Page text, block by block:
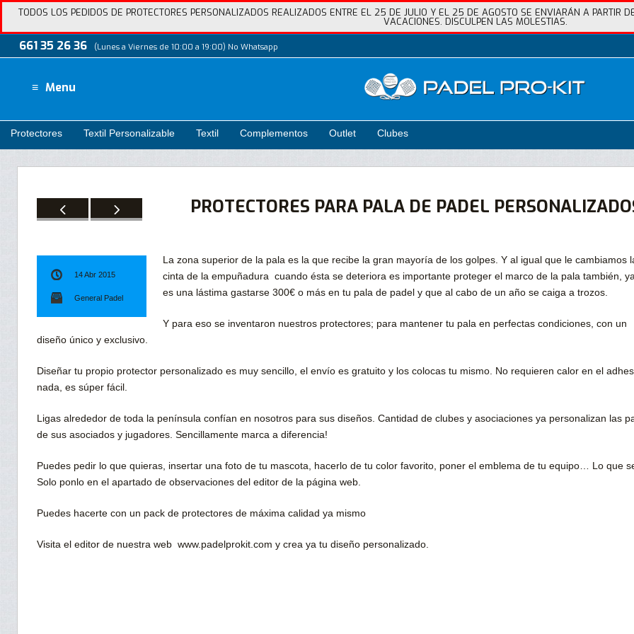
TODOS LOS PEDIDOS DE PROTECTORES PERSONALIZADOS REALIZADOS ENTRE EL 25 DE JULIO Y EL 25 DE AGOSTO SE ENVIARÁN A PARTIR
VACACIONES. DISCULPEN LAS MOLESTIAS.
661 35 26 36 (Lunes a Viernes de 10:00 a 19:00) No Whatsapp
Menu
Protectores Textil Personalizable Textil Complementos Outlet Clubes
PROTECTORES PARA PALA DE PADEL
14 Abr 2015
General Padel
La zona superior de la pala es la que recibe la gran mayoría de los golpes. Y al igual que le cambiamos
cinta de la empuñadura cuando ésta se deteriora es importante proteger el marco de la pala también,
es una lástima gastarse 300€ o más en tu pala de padel y que al cabo de un año se caiga a trozos.
Y para eso se inventaron nuestros protectores; para mantener tu pala en perfectas condiciones, con un
diseño único y exclusivo.
Diseñar tu propio protector personalizado es muy sencillo, el envío es gratuito y los colocas tu mismo. No requieren calor en el
nada, es súper fácil.
Ligas alrededor de toda la península confían en nosotros para sus diseños. Cantidad de clubes y asociaciones ya personalizan las
de sus asociados y jugadores. Sencillamente marca a diferencia!
Puedes pedir lo que quieras, insertar una foto de tu mascota, hacerlo de tu color favorito, poner el emblema de tu equipo… Lo que
Solo ponlo en el apartado de observaciones del editor de la página web.
Puedes hacerte con un pack de protectores de máxima calidad ya mismo
Visita el editor de nuestra web www.padelprokit.com y crea ya tu diseño personalizado.